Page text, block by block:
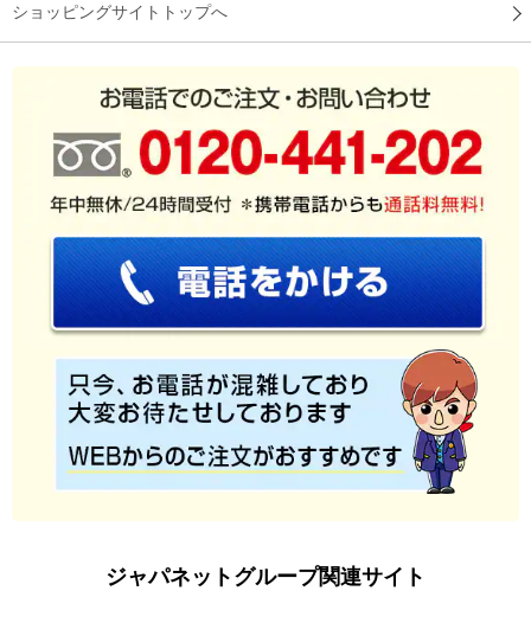
直ぐに暖まるので重宝しています
に購入しました。軽くて持ち運びも楽で、直ぐに暖まるのでと
ても重宝しています。
（ 千葉県70代U.F様
（長崎県30代 A.S様
暖かさを即感じられてびっくり！
りました。２００Ｗと４００Ｗの２段階ですが、２００Ｗでも
ショッピングサイトトップへ
ジャパネットグループ関連サイト